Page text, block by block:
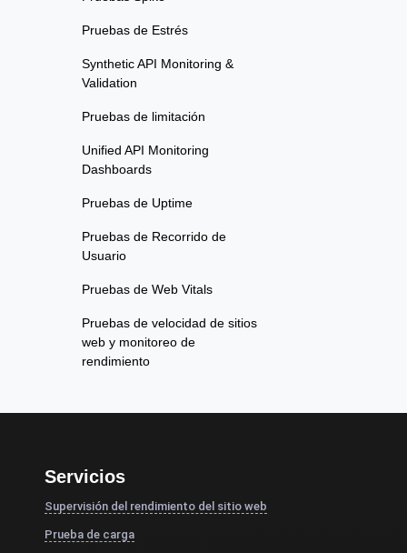
Pruebas de Estrés
Synthetic API Monitoring &
Validation
Pruebas de limitación
Unified API Monitoring
Dashboards
Pruebas de Uptime
Pruebas de Recorrido de
Usuario
Pruebas de Web Vitals
Pruebas de velocidad de sitios
web y monitoreo de
rendimiento
Servicios
Supervisión del rendimiento del sitio web
Prueba de carga